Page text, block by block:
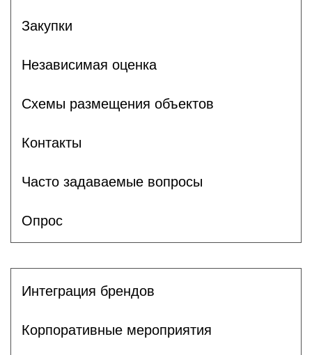
Закупки
Независимая оценка
Схемы размещения объектов
Контакты
Часто задаваемые вопросы
Опрос
Интеграция брендов
Корпоративные мероприятия